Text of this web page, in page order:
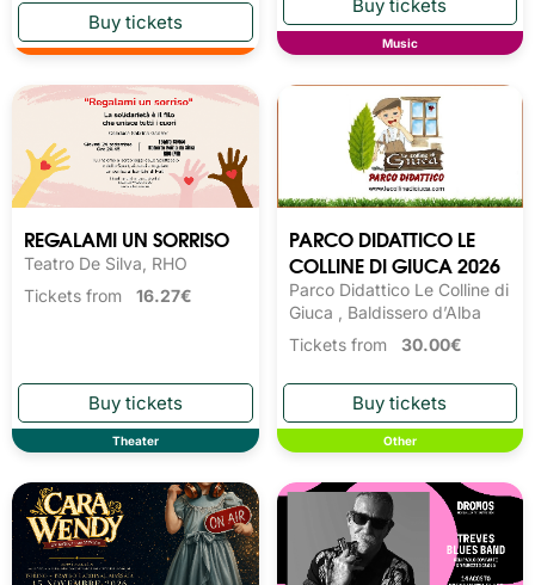
Music
REGALAMI UN SORRISO
Teatro De Silva, RHO
Tickets from 16.27€
Theater
PARCO DIDATTICO LE
COLLINE DI GIUCA 2026
Parco Didattico Le Colline di
Giuca , Baldissero d’Alba
Tickets from 30.00€
Other